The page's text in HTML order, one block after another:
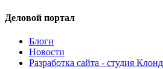
Деловой портал
Блоги
Новости
Разработка сайта - студия